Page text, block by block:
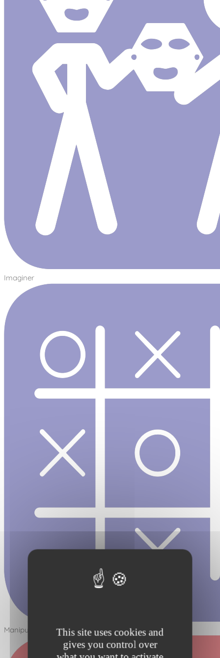
This site uses cookies and
gives you control over
Imaginer
Manipuler - Réfléchir